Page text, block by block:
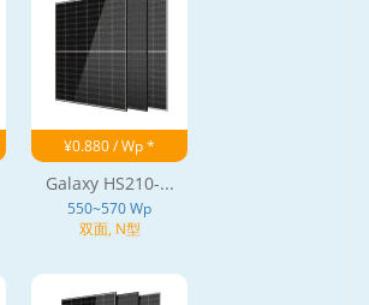
¥0.880 / Wp *
Galaxy HS210-...
550~570 Wp
双面, N型